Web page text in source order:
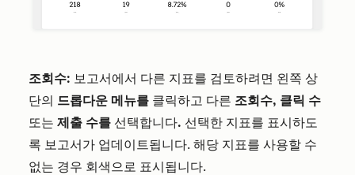
조회수: 보고서에서 다른 지표를 검토하려면 왼쪽 상
단의 드롭다운 메뉴를 클릭하고 다른 조회수, 클릭 수
또는 제출 수를 선택합니다. 선택한 지표를 표시하도
록 보고서가 업데이트됩니다. 해당 지표를 사용할 수
없는 경우 회색으로 표시됩니다.